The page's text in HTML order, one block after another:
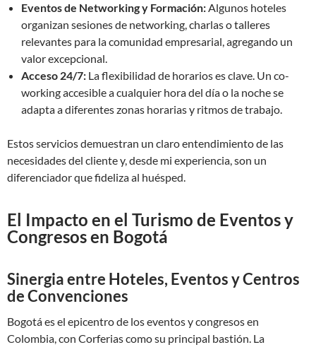
Eventos de Networking y Formación:Algunos hoteles
organizan sesiones de networking, charlas o talleres
relevantes para la comunidad empresarial, agregando un
valor excepcional.
Acceso 24/7: La flexibilidad de horarios es clave. Un co-
working accesible a cualquier hora del día o la noche se
adapta a diferentes zonas horarias y ritmos de trabajo.
Estos servicios demuestran un claro entendimiento de las
necesidades del cliente y, desde mi experiencia, son un
diferenciador que fideliza al huésped.
El Impacto en el Turismo de Eventos y
Congresos en Bogotá
Sinergia entre Hoteles, Eventos y Centros
de Convenciones
Bogotá es el epicentro de los eventos y congresos en
Colombia, con Corferias como su principal bastión. La